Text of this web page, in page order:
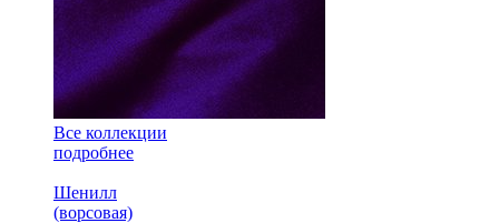
Все коллекции
подробнее
Шенилл
(ворсовая)